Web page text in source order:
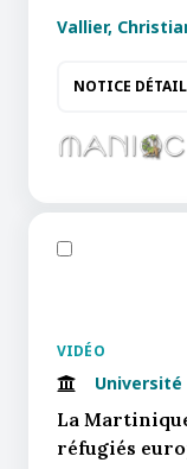
Vallier,
NOTICE
VIDÉO
La
réfugiés